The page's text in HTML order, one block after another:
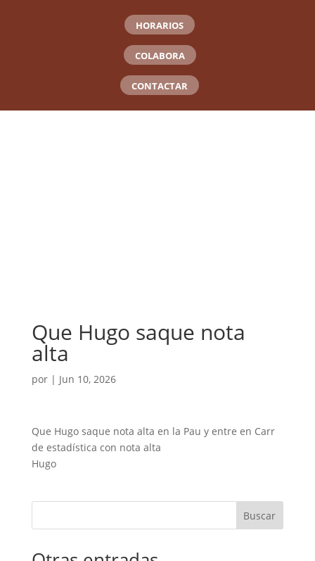
HORARIOS
COLABORA
CONTACTAR
Que Hugo saque nota
alta
por | Jun 10, 2026
Que Hugo saque nota alta en la Pau y entre en Carr
de estadística con nota alta
Hugo
Buscar